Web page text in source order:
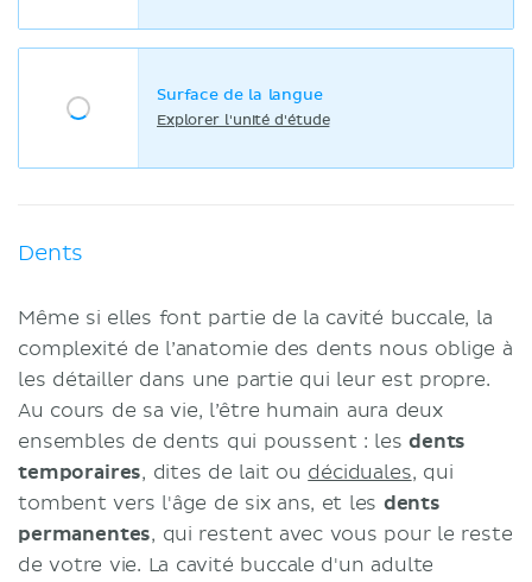
Surface de la langue
Explorer l'unité d'étude
Dents
Même si elles font partie de la cavité buccale, la
complexité de l’anatomie des dents nous oblige à
les détailler dans une partie qui leur est propre.
Au cours de sa vie, l’être humain aura deux
ensembles de dents qui poussent : lesdents
temporaires, dites de lait ou déciduales, qui
tombent vers l'âge de six ans, et les dents
permanentes, qui restent avec vous pour le reste
de votre vie. La cavité buccale d'un adulte